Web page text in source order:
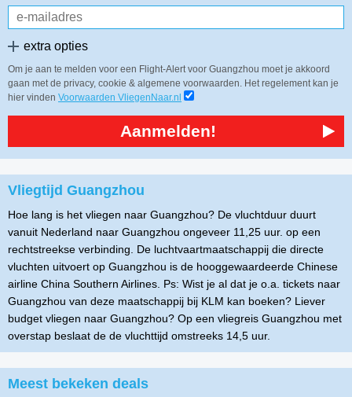
extra opties
Om je aan te melden voor een Flight-Alert voor Guangzhou moet je akkoord
gaan met de privacy, cookie & algemene voorwaarden. Het regelement kan je
hier vinden Voorwaarden VliegenNaar.nl
Aanmelden!
Vliegtijd Guangzhou
Hoe lang is het vliegen naar Guangzhou? De vluchtduur duurt
vanuit Nederland naar Guangzhou ongeveer 11,25 uur. op een
rechtstreekse verbinding. De luchtvaartmaatschappij die directe
vluchten uitvoert op Guangzhou is de hooggewaardeerde Chinese
airline China Southern Airlines. Ps: Wist je al dat je o.a. tickets naar
Guangzhou van deze maatschappij bij KLM kan boeken? Liever
budget vliegen naar Guangzhou? Op een vliegreis Guangzhou met
overstap beslaat de de vluchttijd omstreeks 14,5 uur.
Meest bekeken deals